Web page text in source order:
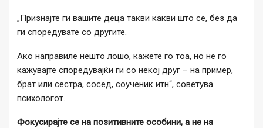
„Признајте ги вашите деца такви какви што се, без да
ги споредувате со другите.
Ако направиле нешто лошо, кажете го тоа, но не го
кажувајте споредувајќи ги со некој друг – на пример,
брат или сестра, сосед, соученик итн“, советува
психологот.
Фокусирајте се на позитивните особини, а не на